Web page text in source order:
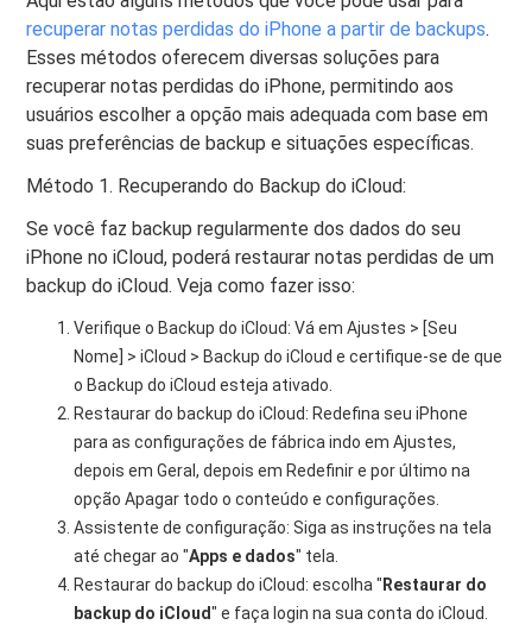
recuperar notas perdidas do iPhone a partir de backups.
Esses métodos oferecem diversas soluções para
recuperar notas perdidas do iPhone, permitindo aos
usuários escolher a opção mais adequada com base em
suas preferências de backup e situações específicas.
Método 1. Recuperando do Backup do iCloud:
Se você faz backup regularmente dos dados do seu
iPhone no iCloud, poderá restaurar notas perdidas de um
backup do iCloud. Veja como fazer isso:
Verifique o Backup do iCloud: Vá em Ajustes > [Seu
Nome] > iCloud > Backup do iCloud e certifique-se de que
o Backup do iCloud esteja ativado.
Restaurar do backup do iCloud: Redefina seu iPhone
para as configurações de fábrica indo em Ajustes,
depois em Geral, depois em Redefinir e por último na
opção Apagar todo o conteúdo e configurações.
Assistente de configuração: Siga as instruções na tela
até chegar ao "Apps e dados" tela.
Restaurar do backup do iCloud: escolha " Restaurar do
backup do iCloud" e faça login na sua conta do iCloud.